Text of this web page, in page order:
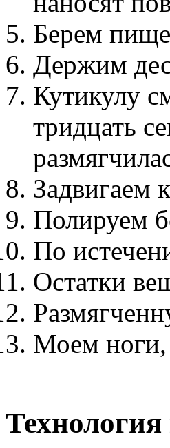
Берем
Держим
Кутикулу
тридцать
Задвигаем
Полируем
По
Остатки
Моем ноги,